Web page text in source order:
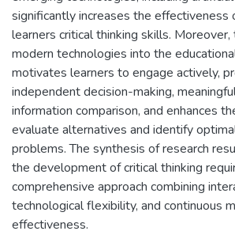
significantly increases the effectiveness
learners critical thinking skills.
modern technologies into the
motivates learners to engage actively,
independent decision-making,
information comparison, and enhances
evaluate alternatives and identify
problems. The synthesis of research
the development of critical thinking
comprehensive approach combining
technological flexibility, and continuous
effectiveness.